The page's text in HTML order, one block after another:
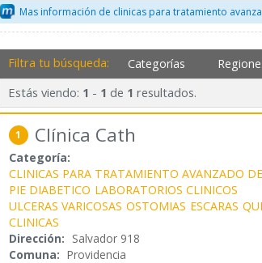
Mas información de clinicas para tratamiento
Filtra tu búsqueda: Categorías
Estás viendo: 1 - 1 de 1 resultados.
1 Clínica Cath
Categoría:
CLINICAS PARA TRATAMIENTO AVANZADO
PIE DIABETICO LABORATORIOS CLINICOS
ULCERAS VARICOSAS OSTOMIAS ESCARAS
CLINICAS
Dirección: Salvador 918
Comuna: Providencia